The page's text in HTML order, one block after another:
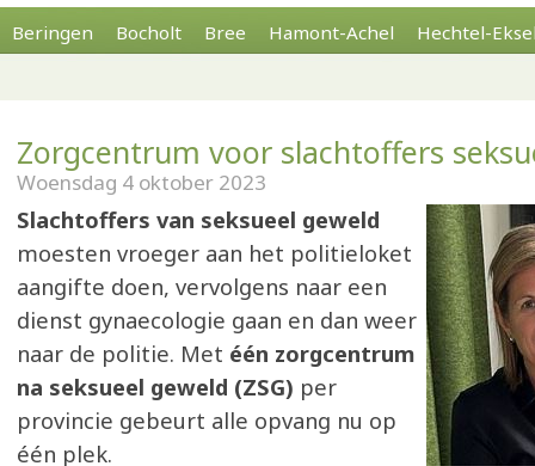
Beringen Bocholt Bree Hamont-Achel Hechtel-
Zorgcentrum voor slachtoffers
Woensdag 4 oktober 2023
Slachtoffers van seksueel geweld
moesten vroeger aan het politieloket
aangifte doen, vervolgens naar een
dienst gynaecologie gaan en dan weer
naar de politie. Met één zorgcentrum
na seksueel geweld (ZSG) per
provincie gebeurt alle opvang nu op
één plek.